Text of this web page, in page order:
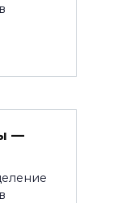
—